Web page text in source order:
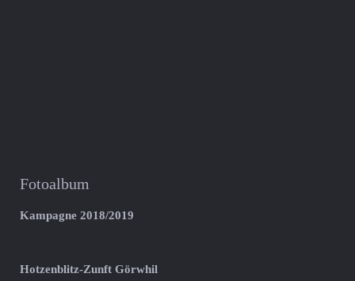
Fotoalbum
Kampagne 2018/2019
Hotzenblitz-Zunft Görwhil